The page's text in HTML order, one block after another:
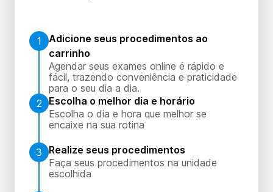
1
Adicione seus procedimentos ao
carrinho
Agendar seus exames online é rápido e
fácil, trazendo conveniência e praticidade
para o seu dia a dia.
2
Escolha o melhor dia e horário
Escolha o dia e hora que melhor se
encaixe na sua rotina
3
Realize seus procedimentos
Faça seus procedimentos na unidade
escolhida